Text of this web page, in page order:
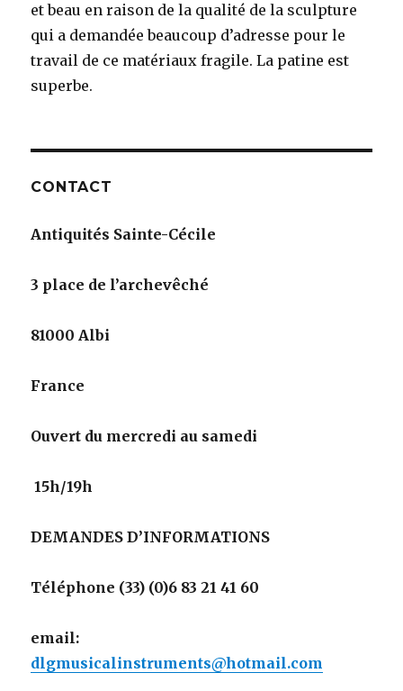
et beau en raison de la qualité de la sculpture
qui a demandée beaucoup d’adresse pour le
travail de ce matériaux fragile. La patine est
superbe.
CONTACT
Antiquités Sainte-Cécile
3 place de l’archevêché
81000 Albi
France
Ouvert du mercredi au samedi
15h/19h
DEMANDES D’INFORMATIONS
Téléphone (33) (0)6 83 21 41 60
email:
dlgmusicalinstruments@hotmail.com